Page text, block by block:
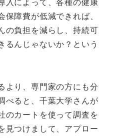
障費が低減できれば、
の負担を減らし、持続可
るんじゃないか？という
より、専門家の方にも分
べると、千葉大学さんが
のカートを使って調査を
見つけまして、アプロー